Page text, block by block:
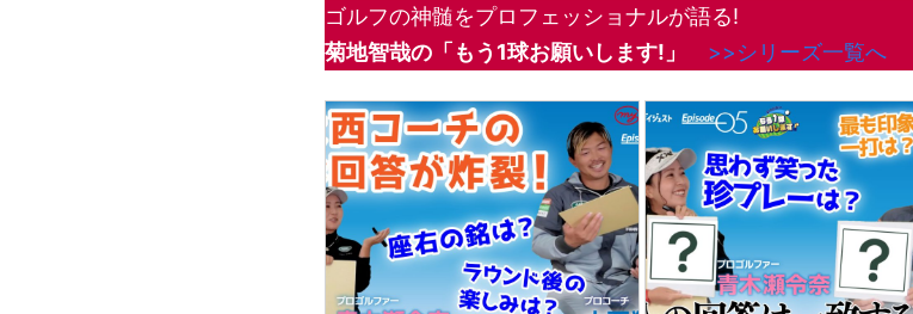
ゴルフの神髄をプロフェッショナルが語る!
菊地智哉の「もう1球お願いします! 」 >>シリーズ一覧へ